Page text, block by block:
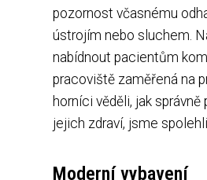
pozornost včasnému
ústrojím nebo sluchem.
nabídnout pacientům
pracoviště zaměřená na
horníci věděli, jak
jejich zdraví, jsme
Moderní vybavení